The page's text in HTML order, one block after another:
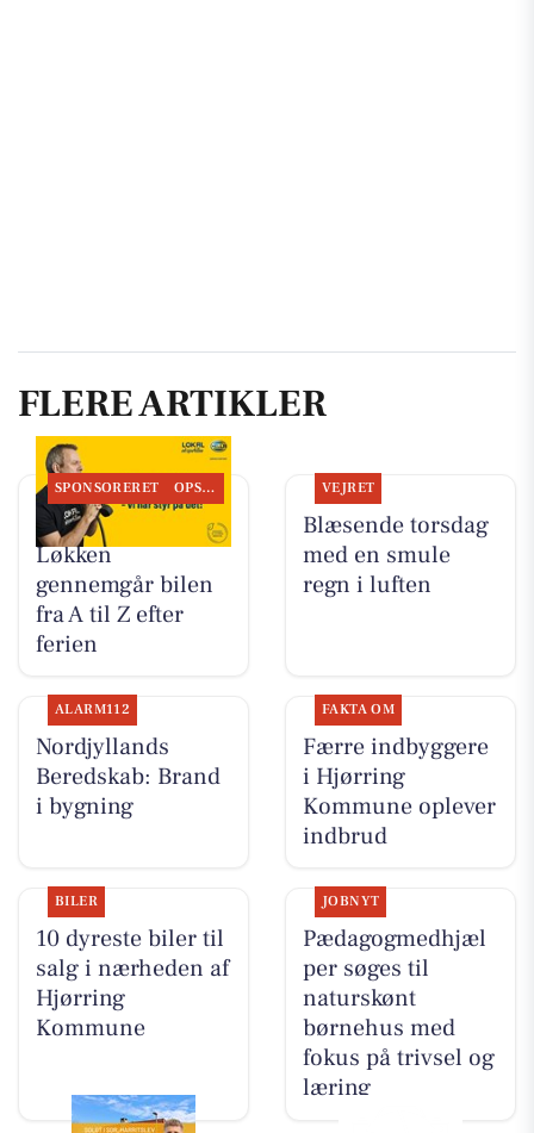
FLERE ARTIKLER
SPONSORERET OPSLAGSTAVLEN
Autogården
Løkken
gennemgår bilen
fra A til Z efter
ferien
VEJRET
Blæsende torsdag
med en smule
regn i luften
ALARM112
Nordjyllands
Beredskab: Brand
i bygning
FAKTA OM
Færre indbyggere
i Hjørring
Kommune oplever
indbrud
BILER
10 dyreste biler til
salg i nærheden af
Hjørring
Kommune
JOBNYT
Pædagogmedhjæl
per søges til
naturskønt
børnehus med
fokus på trivsel og
læring